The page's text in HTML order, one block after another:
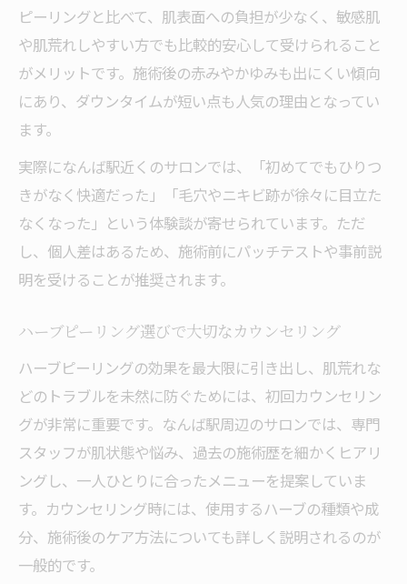
ピーリングと比べて、肌表面への負担が少なく、敏感肌
や肌荒れしやすい方でも比較的安心して受けられること
がメリットです。施術後の赤みやかゆみも出にくい傾向
にあり、ダウンタイムが短い点も人気の理由となってい
ます。
実際になんば駅近くのサロンでは、「初めてでもひりつ
きがなく快適だった」「毛穴やニキビ跡が徐々に目立た
なくなった」という体験談が寄せられています。ただ
し、個人差はあるため、施術前にパッチテストや事前説
明を受けることが推奨されます。
ハーブピーリング選びで大切なカウンセリング
ハーブピーリングの効果を最大限に引き出し、肌荒れな
どのトラブルを未然に防ぐためには、初回カウンセリン
グが非常に重要です。なんば駅周辺のサロンでは、専門
スタッフが肌状態や悩み、過去の施術歴を細かくヒアリ
ングし、一人ひとりに合ったメニューを提案していま
す。カウンセリング時には、使用するハーブの種類や成
分、施術後のケア方法についても詳しく説明されるのが
一般的です。